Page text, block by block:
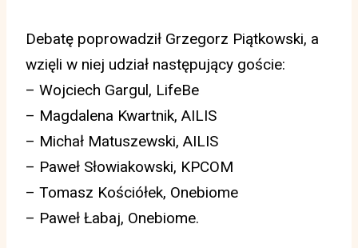
Debatę poprowadził Grzegorz Piątkowski, a
wzięli w niej udział następujący goście:
– Wojciech Gargul, LifeBe
– Magdalena Kwartnik, AILIS
– Michał Matuszewski, AILIS
– Paweł Słowiakowski, KPCOM
– Tomasz Kościółek, Onebiome
– Paweł Łabaj, Onebiome.